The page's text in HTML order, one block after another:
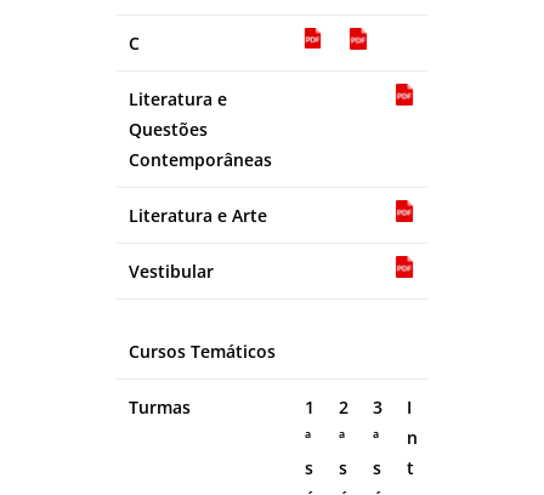
C
Literatura e
Questões
Contemporâneas
Literatura e Arte
Vestibular
Cursos Temáticos
Turmas
1
ª
s
2
ª
s
3
ª
s
I
n
t